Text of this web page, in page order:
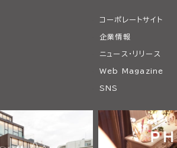
コーポレートサイト
企業情報
ニュース・リリース
Web Magazine
SNS